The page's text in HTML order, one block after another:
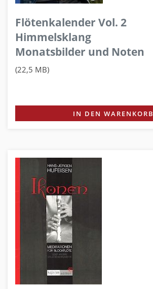
Flötenkalender Vol. 2
Himmelsklang
Monatsbilder und Noten
(22,5 MB)
IN DEN WARENKORB